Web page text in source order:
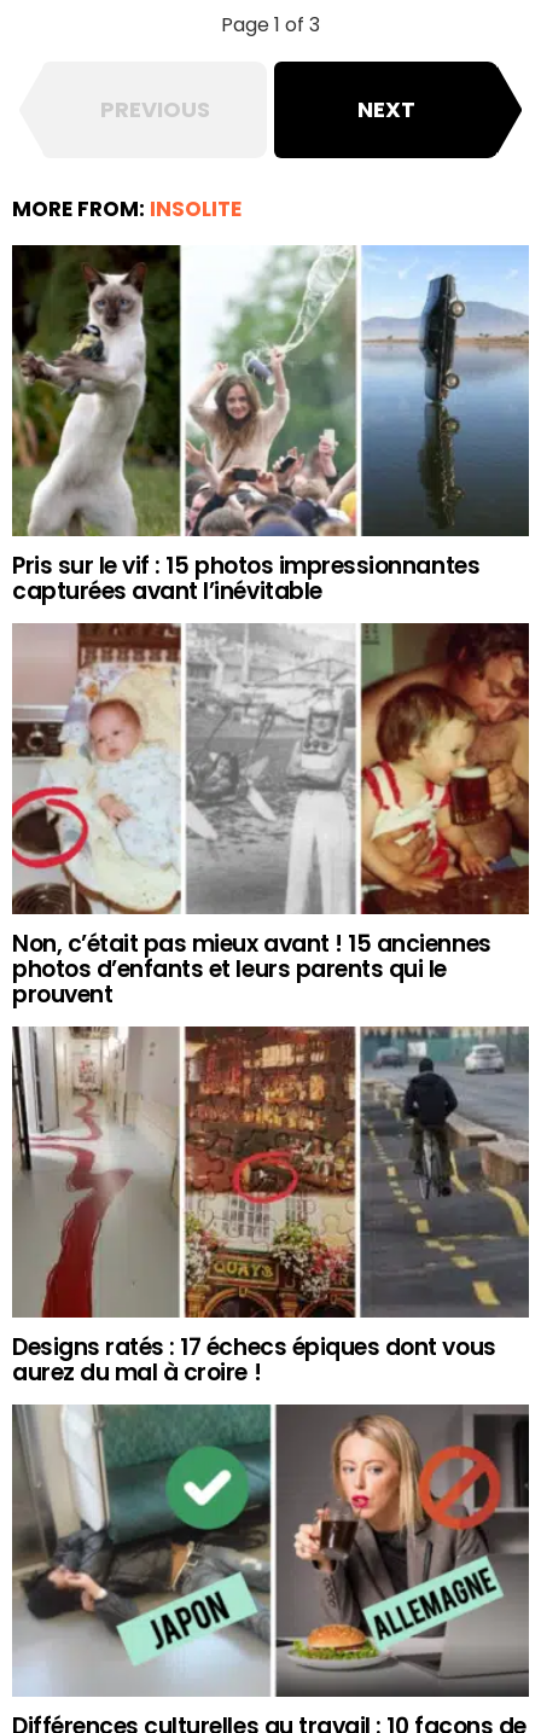
Page 1 of 3
PREVIOUS NEXT
MORE FROM: INSOLITE
Pris sur le vif : 15 photos impressionnantes
capturées avant l’inévitable
Non, c’était pas mieux avant ! 15 anciennes
photos d’enfants et leurs parents qui le
prouvent
Designs ratés : 17 échecs épiques dont vous
aurez du mal à croire !
Différences culturelles au travail : 10 façons de